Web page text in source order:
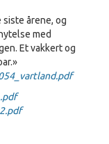
årene, og
med
Et vakkert og